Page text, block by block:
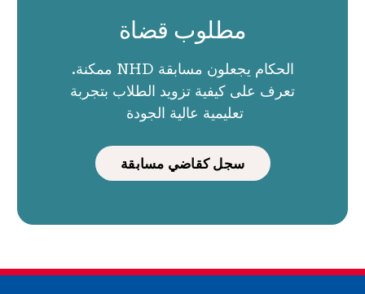
مطلوب قضاة
الحكام يجعلون مسابقة NHD ممكنة.
تعرف على كيفية تزويد الطلاب بتجربة
تعليمية عالية الجودة
سجل كقاضي مسابقة